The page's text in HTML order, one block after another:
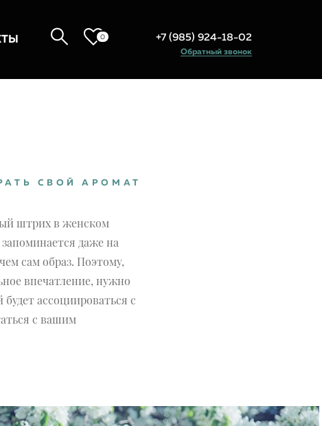
0 +7 (985) 924-18-02
Обратный звонок
СВОЙ АРОМАТ
штрих в женском
даже на
сам образ. Поэтому,
впечатление, нужно
ассоциироваться с
с вашим